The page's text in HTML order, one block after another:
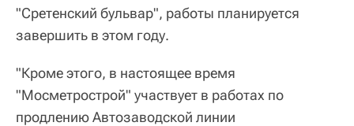
"Сретенский бульвар", работы планируется
завершить в этом году.
"Кроме этого, в настоящее время
"Мосметрострой" участвует в работах по
продлению Автозаводской линии